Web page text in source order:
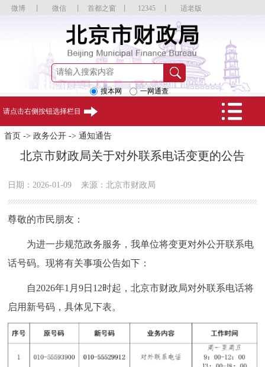
微博 微信 12345 适老版
首都之窗
搜本网 一网通查
请点击右侧按钮选择栏目
首页 -> 政务公开-> 通知通告
北京市财政局关于对外联系电话变更的公告
日期：2026-01-09 来源：北京市财政局
尊敬的市民朋友：
为进一步规范政务服务，我单位将变更对外公开联系电
话号码。现将有关事项公告如下：
自2026年1月9日12时起，北京市财政局对外联系电话将
启用新号码，具体见下表。